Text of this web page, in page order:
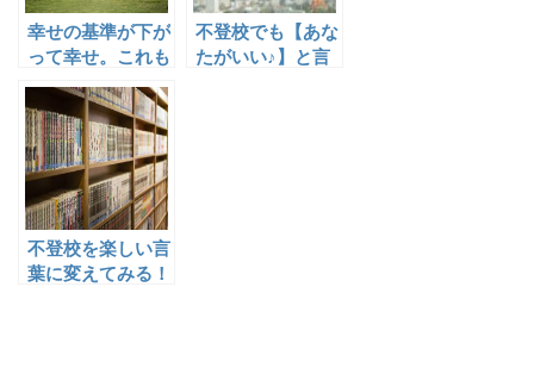
幸せの基準が下が
って幸せ。これも
不登校でも【あな
たがいい♪】と言
不登校を楽しい言
葉に変えてみる！